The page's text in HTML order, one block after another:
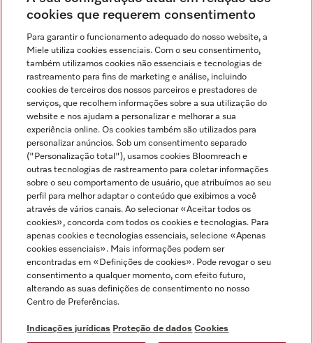
Indicações jurídicas
Condições gerais
Proteção de dados
Condições de utilização
Canal de Ética
Formulário de livre resolução
Miele no Instagram
Miele no Facebook
Miele no Youtube
cookies que requerem consentimento
Para garantir o funcionamento adequado do nosso website, a
Miele utiliza cookies essenciais. Com o seu consentimento,
também utilizamos cookies não essenciais e tecnologias de
rastreamento para fins de marketing e análise, incluindo
cookies de terceiros dos nossos parceiros e prestadores de
serviços, que recolhem informações sobre a sua utilização do
website e nos ajudam a personalizar e melhorar a sua
experiência online. Os cookies também são utilizados para
personalizar anúncios. Sob um consentimento separado
("Personalização total"), usamos cookies Bloomreach e
outras tecnologias de rastreamento para coletar informações
sobre o seu comportamento de usuário, que atribuímos ao seu
perfil para melhor adaptar o conteúdo que exibimos a você
através de vários canais. Ao selecionar «Aceitar todos os
cookies», concorda com todos os cookies e tecnologias. Para
apenas cookies e tecnologias essenciais, selecione «Apenas
cookies essenciais». Mais informações podem ser
encontradas em «Definições de cookies». Pode revogar o seu
consentimento a qualquer momento, com efeito futuro,
alterando as suas definições de consentimento no nosso
Centro de Preferências.
Indicações jurídicas Proteção de dados Cookies